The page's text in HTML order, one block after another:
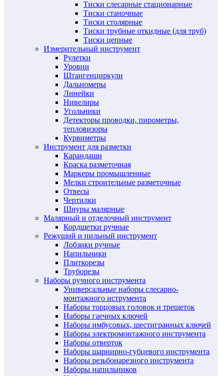
Тиски слесарные стационарные
Тиски станочные
Тиски столярные
Тиски трубные откидные (для труб)
Тиски цепные
Измерительный инструмент
Рулетки
Уровни
Штангенциркули
Дальномеры
Линейки
Нивелиры
Угольники
Детекторы проводки, пирометры,
тепловизоры
Курвиметры
Инструмент для разметки
Карандаши
Краска разметочная
Маркеры промышленные
Мелки строительные разметочные
Отвесы
Чертилки
Шнуры малярные
Малярный и отделочный инструмент
Кордщетки ручные
Режущий и пильный инструмент
Лобзики ручные
Напильники
Плиткорезы
Труборезы
Наборы ручного инструмента
Универсальные наборы слесарно-
монтажного иструмента
Наборы торцовых головок и трещеток
Наборы гаечных ключей
Наборы имбусовых, шестигранных ключей
Наборы электромонтажного инструмента
Наборы отверток
Наборы шарнирно-губцевого инструмента
Наборы резьбонарезного инструмента
Наборы напильников